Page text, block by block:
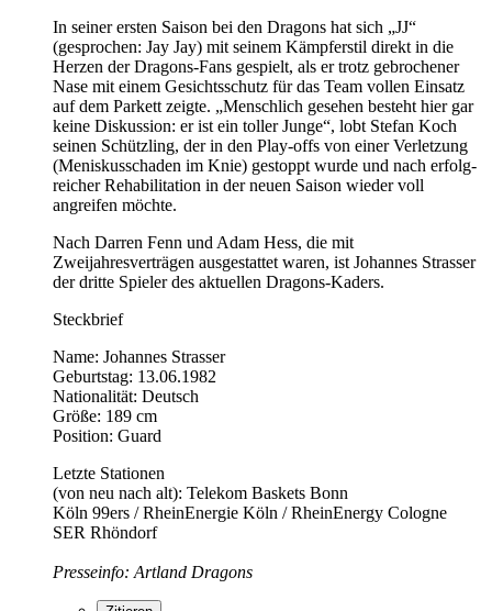
In seiner ersten Saison bei den Dragons hat sich „JJ“
(gesprochen: Jay Jay) mit seinem Kämpferstil direkt in die
Herzen der Dragons-Fans gespielt, als er trotz gebrochener
Nase mit einem Gesichtsschutz für das Team vollen Einsatz
auf dem Parkett zeigte. „Menschlich gesehen besteht hier gar
keine Diskussion: er ist ein toller Junge“, lobt Stefan Koch
seinen Schützling, der in den Play-offs von einer Verletzung
(Meniskusschaden im Knie) gestoppt wurde und nach erfolg­
reicher Rehabilitation in der neuen Saison wieder voll
angreifen möchte.
Nach Darren Fenn und Adam Hess, die mit
Zweijahresverträgen ausgestattet waren, ist Johannes Strasser
der dritte Spieler des aktuellen Dragons-Kaders.
Steckbrief
Name: Johannes Strasser
Geburtstag: 13.06.1982
Nationalität: Deutsch
Größe: 189 cm
Position: Guard
Letzte Stationen
(von neu nach alt): Telekom Baskets Bonn
Köln 99ers / RheinEnergie Köln / RheinEnergy Cologne
SER Rhöndorf
Presseinfo: Artland Dragons